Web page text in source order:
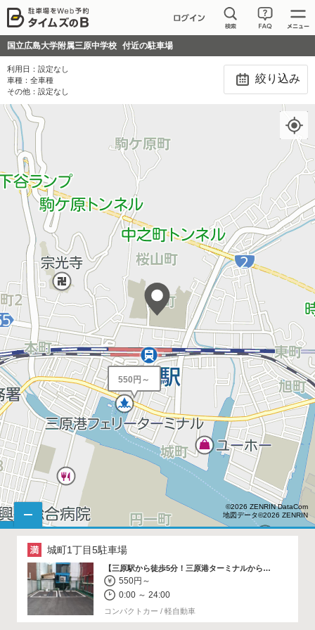
国立広島大学附属三原中学校 付近の駐車場
利用日： 設定なし
車種： 全車種
その他： 設定なし
絞り込み
550円～
円～
©2026 ZENRIN DataCom
地図データ©2026 ZENRIN
城町1丁目5駐車場
【三原駅から徒歩5分！三原港ターミナルから徒歩3分！】
550円～
0:00 ～ 24:00
コンパクトカー / 軽自動車